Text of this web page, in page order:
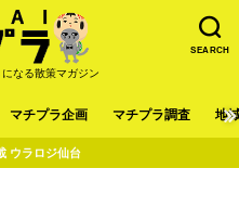
SEARCH
なる散策マガジン
マチプラ企画 マチプラ調査 地
ウラロジ仙台